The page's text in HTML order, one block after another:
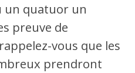
un quatuor un
preuve de
vous que les
prendront